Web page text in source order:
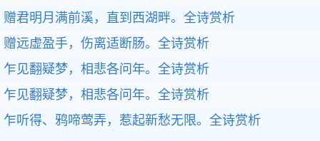
赠君明月满前溪，直到西湖畔。 全诗赏析
赠远虚盈手，伤离适断肠。 全诗赏析
乍见翻疑梦，相悲各问年。 全诗赏析
乍见翻疑梦，相悲各问年。 全诗赏析
乍听得、鸦啼莺弄，惹起新愁无限。 全诗赏析